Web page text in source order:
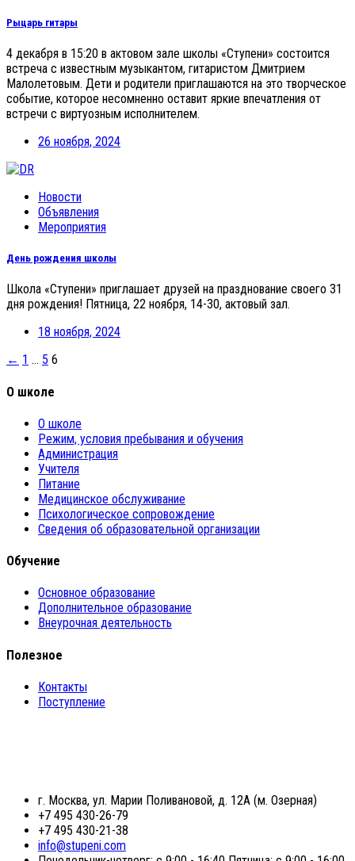
Рыцарь гитары
4 декабря в 15:20 в актовом зале школы «Ступени» состоится
встреча с известным музыкантом, гитаристом Дмитрием
Малолетовым. Дети и родители приглашаются на это творческое
событие, которое несомненно оставит яркие впечатления от
встречи с виртуозным исполнителем.
26 ноября, 2024
Новости
Объявления
Мероприятия
День рождения школы
Школа «Ступени» приглашает друзей на празднование своего 31
дня рождения! Пятница, 22 ноября, 14-30, актовый зал.
18 ноября, 2024
Posts
← 1 … 5 6
О школе
О школе
Режим, условия пребывания и обучения
Администрация
Учителя
Питание
Медицинское обслуживание
Психологическое сопровождение
Сведения об образовательной организации
Обучение
Основное образование
Дополнительное образование
Внеурочная деятельность
Полезное
Контакты
Поступление
г. Москва, ул. Марии Поливановой, д. 12А (м. Озерная)
+7 495 430-26-79
+7 495 430-21-38
info@stupeni.com